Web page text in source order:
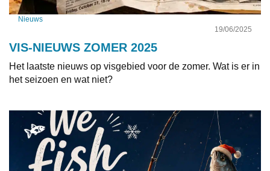
Nieuws
19/06/2025
VIS-NIEUWS ZOMER 2025
Het laatste nieuws op visgebied voor de zomer. Wat is er in
het seizoen en wat niet?